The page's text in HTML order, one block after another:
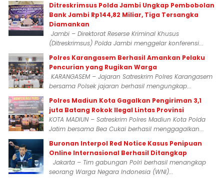
Ditreskrimsus Polda Jambi Ungkap Pembobolan
Bank Jambi Rp144,82 Miliar, Tiga Tersangka
Diamankan
Jambi – Direktorat Reserse Kriminal Khusus
(Ditreskrimsus) Polda Jambi menggelar konferensi...
Polres Karangasem Berhasil Amankan Pelaku
Pencurian yang Rugikan Warga
KARANGASEM – Jajaran Satreskrim Polres Karangasem
bersama Polsek jajaran berhasil mengungkap...
Polres Madiun Kota Gagalkan Pengiriman 3,1
juta Batang Rokok Ilegal Lintas Provinsi
KOTA MADIUN – Satreskrim Polres Madiun Kota Polda
Jatim bersama Bea Cukai berhasil menggagalkan...
Buronan Interpol Red Notice Kasus Penipuan
Online Internasional Berhasil Ditangkap
Jakarta – Tim gabungan Polri berhasil menangkap
seorang Warga Negara Indonesia (WNI)...